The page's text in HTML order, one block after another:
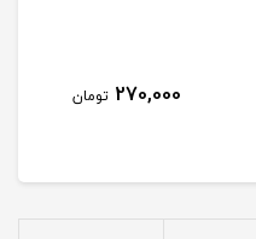
270,000 تومان